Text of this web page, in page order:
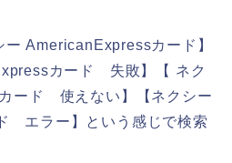
ー AmericanExpressカード】
カード 失敗】【 ネク
ード 使えない】【ネクシー
エラー】という感じで検索